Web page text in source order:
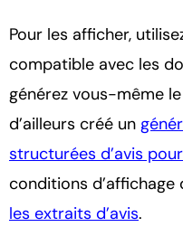
Pour les afficher,
compatible avec les
générez vous-même
d’ailleurs créé un
structurées d’avis
conditions d’affichage
les extraits d’avis.